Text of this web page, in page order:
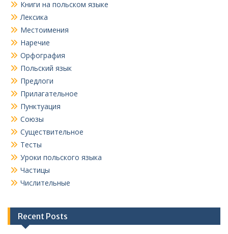
Книги на польском языке
Лексика
Местоимения
Наречие
Орфография
Польский язык
Предлоги
Прилагательное
Пунктуация
Союзы
Существительное
Тесты
Уроки польского языка
Частицы
Числительные
Recent Posts